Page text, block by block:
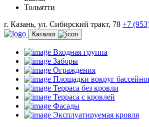
Тольятти
г. Казань, ул. Сибирский тракт, 78 +7
Каталог
Входная группа
Заборы
Ограждения
Площадки вокруг
Терраса без кровли
Терраса с кровлей
Фасады
Эксплуатируемая кровля